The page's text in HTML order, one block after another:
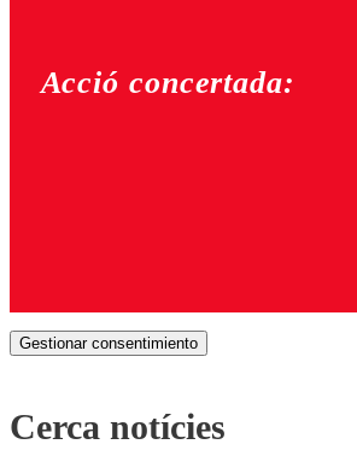
Acció concertada:
Gestionar consentimiento
Cerca notícies